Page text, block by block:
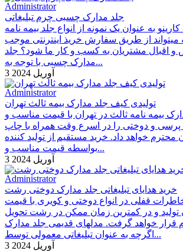
Administrator
جلد مدارک چسبی چرم تبلیغاتی
به عنوان یک نمونه از انواع جلد بیمه نامه
میتواند از طریق سفارش خریذ اینترنتی موجب
و اقبال مشتریان به کسب و کار ما شود؟ جلد
مدارک چسبی با توجه به...
3 آوریل 2024
Administrator
تولیدی کیف جلد مدارک بیمه ثالث تهران
بیمه نامه ثالث در تهران با قیمت مناسب و
پرسی و دوختی را در اسرع وقت همراه با چاپ
محترم خواهد داد. خرید مستقیم از تولید کننده
بواسطه قیمت مناسب و...
3 آوریل 2024
Administrator
خرید هدایای تبلیغاتی جلد مدارک دوختی رشت
قفلی در انواع دوختی و کویری با قیمت
تولید و در کمترین زمان ممکن در رشت تحویل
قرار خواهد گرفت. مدلهای قدیمی جلد مدارک
اگرچه به عنوان تبلیغاتی معمولی توسط...
3 آوریل 2024